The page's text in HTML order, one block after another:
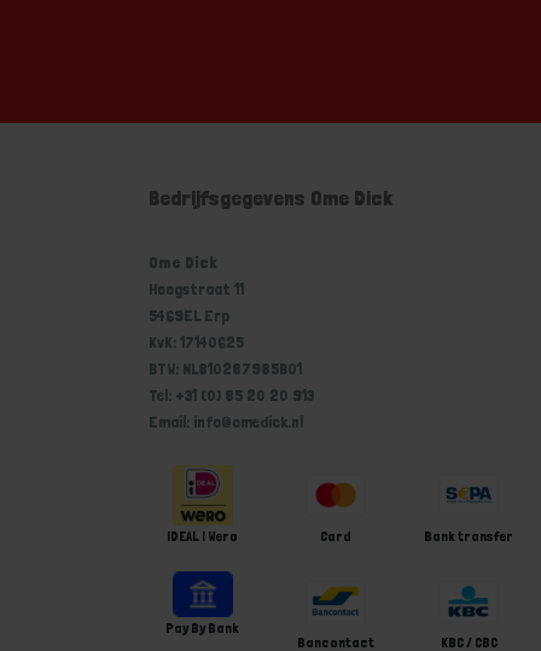
Bedrijfsgegevens Ome Dick
Ome Dick
Hoogstraat 11
5469EL Erp
KvK: 17140625
BTW: NL810287985B01
Tel: +31 (0) 85 20 20 913
Email: info@omedick.nl
iDEAL | Wero Card Bank transfer
Pay By Bank
Bancontact
KBC / CBC